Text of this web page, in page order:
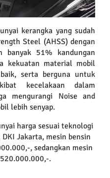
kerangka yang sudah
Steel (AHSS) dengan
51% kandungan
kekuatan material mobil
serta berguna untuk
kecelakaan dalam
mengurangi Noise and
lebih senyap.
harga sesuai teknologi
Jakarta, mesin bensin
, sedangkan mesin
520.000.000,-.